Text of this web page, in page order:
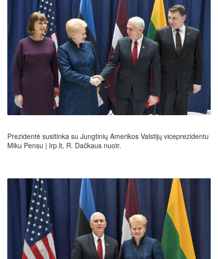
Prezidentė susitinka su Jungtinių Amerikos Valstijų viceprezidentu
Miku Pensu | lrp.lt, R. Dačkaus nuotr.